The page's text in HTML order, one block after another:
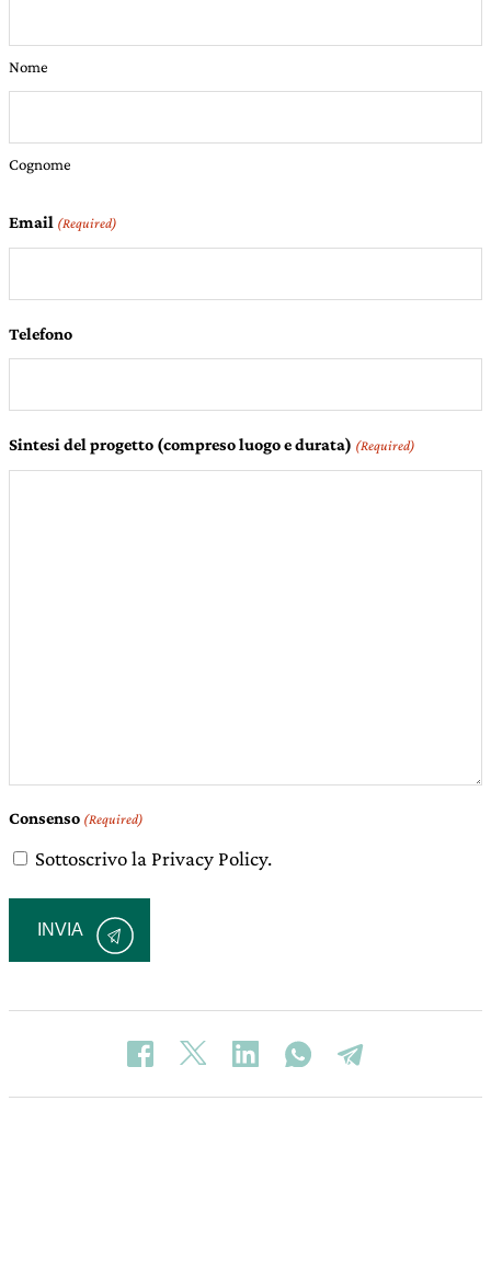
Nome
Cognome
Email (Required)
Telefono
Sintesi del progetto (compreso luogo e durata) (Required)
Consenso (Required)
Sottoscrivo la Privacy Policy.